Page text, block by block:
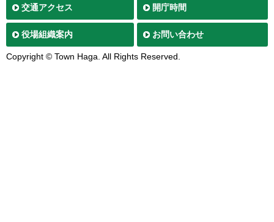
交通アクセス 開庁時間
役場組織案内 お問い合わせ
Copyright © Town Haga. All Rights Reserved.